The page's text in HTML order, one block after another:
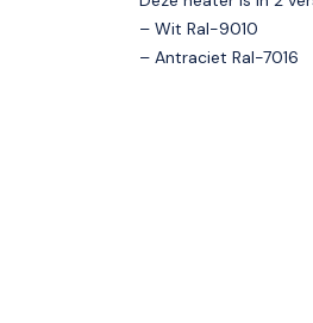
– Wit Ral-9010
– Antraciet Ral-7016